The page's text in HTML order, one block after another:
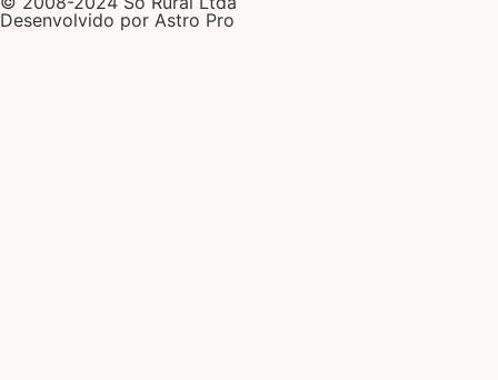
Desenvolvido por Astro Pro